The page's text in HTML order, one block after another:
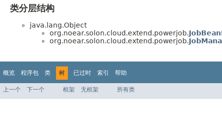
类分层结构
java.lang.Object
org.noear.solon.cloud.extend.powerjob.
org.noear.solon.cloud.extend.powerjob.
概览 程序包 类 树 已过时 索引 帮助
上一个 下一个 框架 无框架 所有类